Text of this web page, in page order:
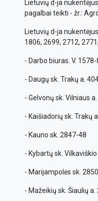
Lietuvių d-ja
pagalbai teikti - žr.:
Lietuvių d-ja
1806, 2699, 2712,
- Darbo biuras. V.
- Daugų sk. Trakų a.
- Gelvonų sk. Vilniaus
- Kaišiadorių sk. Trakų
- Kauno sk. 2847-48
- Kybartų sk.
- Marijampolės sk.
- Mažeikių sk. Šiaulių